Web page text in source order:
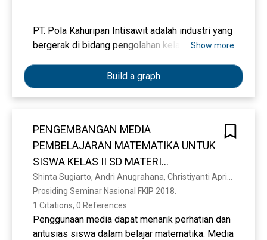
PT. Pola Kahuripan Intisawit adalah industri yang
bergerak di bidang pengolahan kelapa sawit.
pengolahan Crude Palm Oil (CPO) harus
berdasarkan karakteristik yang baik guna
mendapatkan CPO yang berkualitas. Dalam
Intisawit juga perlu melakukan manajemen
persediaan bahan baku yang sesuai kebutuhan.
Manajemen ini juga dilakukan agar memperoleh
biaya persediaan yang efisien. Oleh karena itu,
perlu dilakukan peramalan kebutuhan bahan baku
TBS menggunakan Eksponential Smoothing dan
Linier Regression. Tujuan dari penelitian ini
adalah untuk mendapatkan perbandingan hasil
Show more
Build a graph
PENGEMBANGAN MEDIA
PEMBELAJARAN MATEMATIKA UNTUK
SISWA KELAS II SD MATERI
PENJUMLAHAN DAN PENGURANGAN
BERBASIS METODE MONTESSORI
Prosiding Seminar Nasional FKIP 2018.
1 Citations, 0 References
Penggunaan media dapat menarik perhatian dan
antusias siswa dalam belajar matematika. Media